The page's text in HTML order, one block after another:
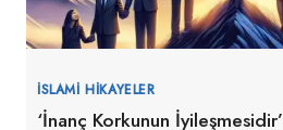
İSLAMI HIKAYELER
‘İnanç Korkunun İyileşmesidir’